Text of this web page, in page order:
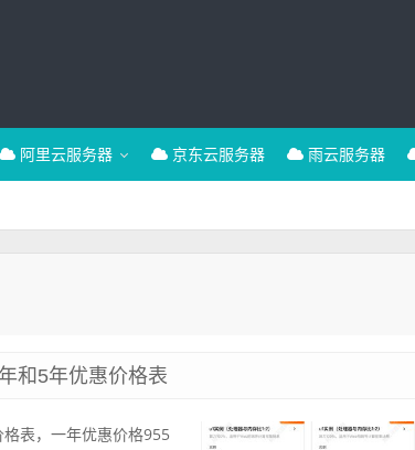
阿里云服务器 京东云服务器 雨云服务器
和5年优惠价格表
表，一年优惠价格955